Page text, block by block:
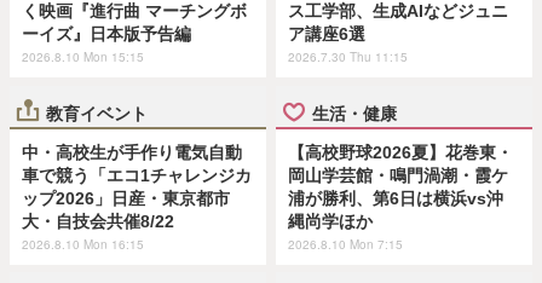
く映画『進行曲 マーチングボ
ーイズ』日本版予告編
2026.8.10 Mon 15:15
ス工学部、生成AIなどジュニ
ア講座6選
2026.7.30 Thu 11:15
教育イベント
中・高校生が手作り電気自動
車で競う「エコ1チャレンジカ
ップ2026」日産・東京都市
大・自技会共催8/22
2026.8.10 Mon 16:15
生活・健康
【高校野球2026夏】花巻東・
岡山学芸館・鳴門渦潮・霞ケ
浦が勝利、第6日は横浜vs沖
縄尚学ほか
2026.8.10 Mon 7:15